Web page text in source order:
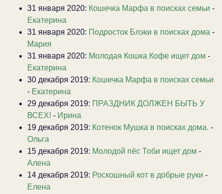
31 января 2020: Кошечка Марфа в поисках семьи -
Екатерина
31 января 2020: Подросток Блэки в поисках дома -
Мария
31 января 2020: Молодая Кошка Кофе ищет дом -
Екатерина
30 декабря 2019: Кошечка Марфа в поисках семьи
- Екатерина
29 декабря 2019: ПРАЗДНИК ДОЛЖЕН БЫТЬ У
ВСЕХ! - Ирина
19 декабря 2019: Котенок Мушка в поисках дома. -
Ольга
15 декабря 2019: Молодой пёс Тоби ищет дом -
Алена
14 декабря 2019: Роскошный кот в добрые руки -
Елена